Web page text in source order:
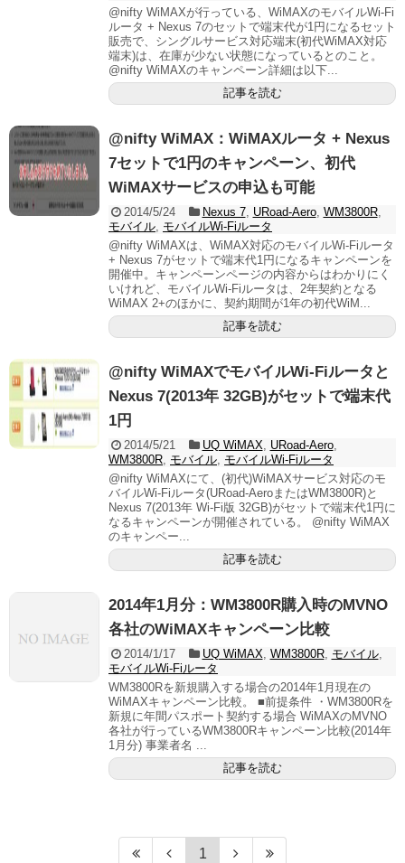
@nifty WiMAXが行っている、WiMAXのモバイルWi-Fi
ルータ + Nexus 7のセットで端末代が1円になるセット
販売で、シングルサービス対応端末(初代WiMAX対応
端末)は、在庫が少ない状態になっているとのこと。
@nifty WiMAXのキャンペーン詳細は以下...
記事を読む
@nifty WiMAX：WiMAXルータ + Nexus
7セットで1円のキャンペーン、初代
WiMAXサービスの申込も可能
2014/5/24 Nexus 7, URoad-Aero, WM3800R,
モバイル, モバイルWi-Fiルータ
@nifty WiMAXは、WiMAX対応のモバイルWi-Fiルータ
+ Nexus 7がセットで端末代1円になるキャンペーンを
開催中。キャンペーンページの内容からはわかりにく
いけれど、モバイルWi-Fiルータは、2年契約となる
WiMAX 2+のほかに、契約期間が1年の初代WiM...
記事を読む
@nifty WiMAXでモバイルWi-Fiルータと
Nexus 7(2013年 32GB)がセットで端末代
1円
2014/5/21 UQ WiMAX, URoad-Aero,
WM3800R, モバイル, モバイルWi-Fiルータ
@nifty WiMAXにて、(初代)WiMAXサービス対応のモ
バイルWi-Fiルータ(URoad-AeroまたはWM3800R)と
Nexus 7(2013年 Wi-Fi版 32GB)がセットで端末代1円に
なるキャンペーンが開催されている。 @nifty WiMAX
のキャンペー...
記事を読む
2014年1月分：WM3800R購入時のMVNO
各社のWiMAXキャンペーン比較
2014/1/17 UQ WiMAX, WM3800R, モバイル,
モバイルWi-Fiルータ
WM3800Rを新規購入する場合の2014年1月現在の
WiMAXキャンペーン比較。 ■前提条件 ・WM3800Rを
新規に年間パスポート契約する場合 WiMAXのMVNO
各社が行っているWM3800Rキャンペーン比較(2014年
1月分) 事業者名 ...
記事を読む
1